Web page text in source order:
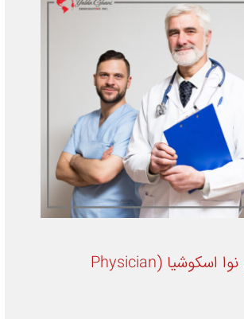
برنامه پزشکان نوا اسکوشیا (Physician